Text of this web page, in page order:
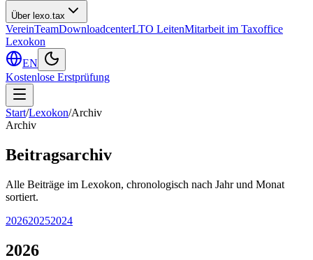
Über lexo.tax
VereinTeamDownloadcenterLTO LeitenMitarbeit im Taxoffice
Lexokon
EN
Kostenlose Erstprüfung
Start/Lexokon/Archiv
Archiv
Beitragsarchiv
Alle Beiträge im Lexokon, chronologisch nach Jahr und Monat
sortiert.
202620252024
2026